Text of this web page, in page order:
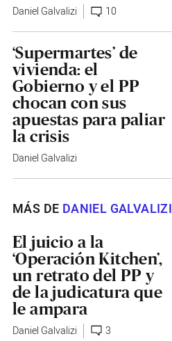
Daniel Galvalizi 10
‘Supermartes’ de
vivienda: el
Gobierno y el PP
chocan con sus
apuestas para paliar
la crisis
Daniel Galvalizi
MÁS DE DANIEL GALVALIZI
El juicio a la
‘Operación Kitchen’,
un retrato del PP y
de la judicatura que
le ampara
Daniel Galvalizi 3